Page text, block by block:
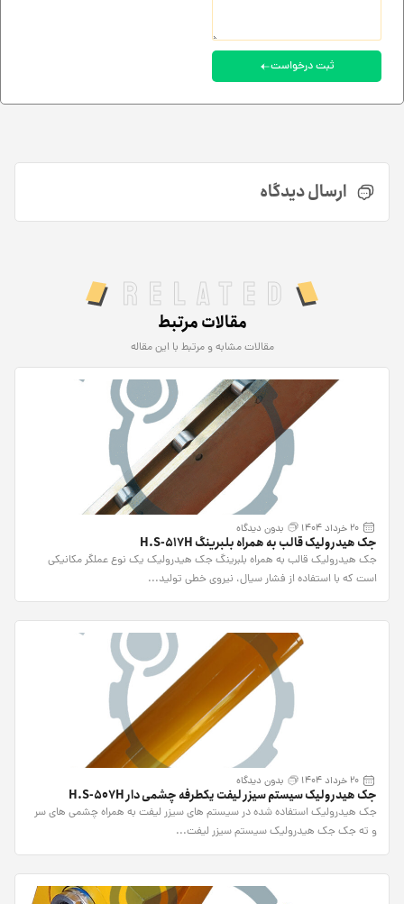
ثبت درخواست
ارسال دیدگاه
Related
مقالات مرتبط
مقالات مشابه و مرتبط با این مقاله
20 خرداد 1404 بدون دیدگاه
جک هیدرولیک قالب به همراه بلبرینگ H.S-517H
جک هیدرولیک قالب به همراه بلبرینگ جک هیدرولیک یک نوع عملگر مکانیکی
است که با استفاده از فشار سیال، نیروی خطی تولید...
20 خرداد 1404 بدون دیدگاه
جک هیدرولیک سیستم سیزر لیفت یکطرفه چشمی دار H.S-507H
جک هیدرولیک استفاده شده در سیستم های سیزر لیفت به همراه چشمی های سر
و ته جک جک هیدرولیک سیستم سیزر لیفت...